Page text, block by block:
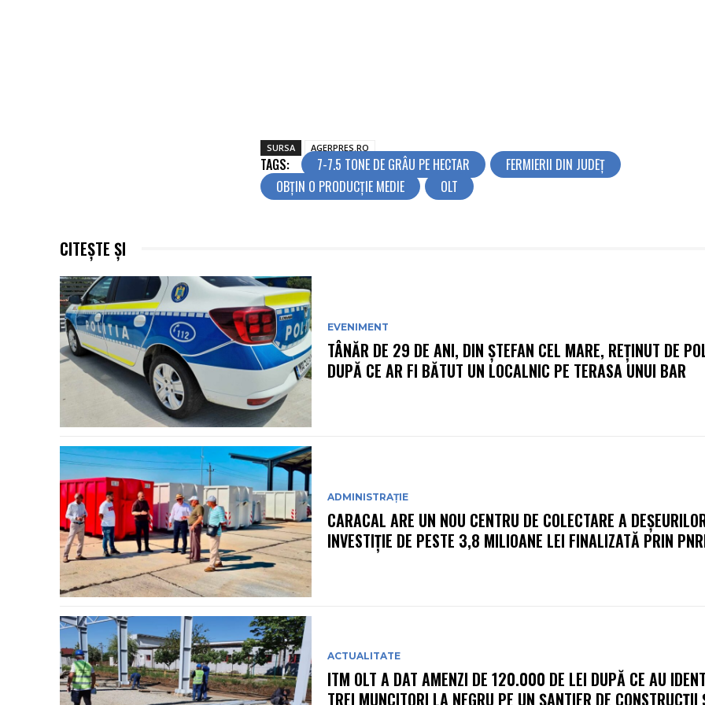
SURSA AGERPRES.RO
TAGS: 7-7.5 TONE DE GRÂU PE HECTAR
FERMIERII DIN JUDEȚ
OBŢIN O PRODUCŢIE MEDIE
OLT
CITEȘTE ȘI
EVENIMENT
TÂNĂR DE 29 DE ANI, DIN ȘTEFAN CEL MARE, REȚINUT DE
DUPĂ CE AR FI BĂTUT UN LOCALNIC PE TERASA UNUI BAR
ADMINISTRAȚIE
CARACAL ARE UN NOU CENTRU DE COLECTARE A
INVESTIȚIE DE PESTE 3,8 MILIOANE LEI FINALIZATĂ PRIN
ACTUALITATE
ITM OLT A DAT AMENZI DE 120.000 DE LEI DUPĂ CE AU
TREI MUNCITORI LA NEGRU PE UN ȘANTIER DE